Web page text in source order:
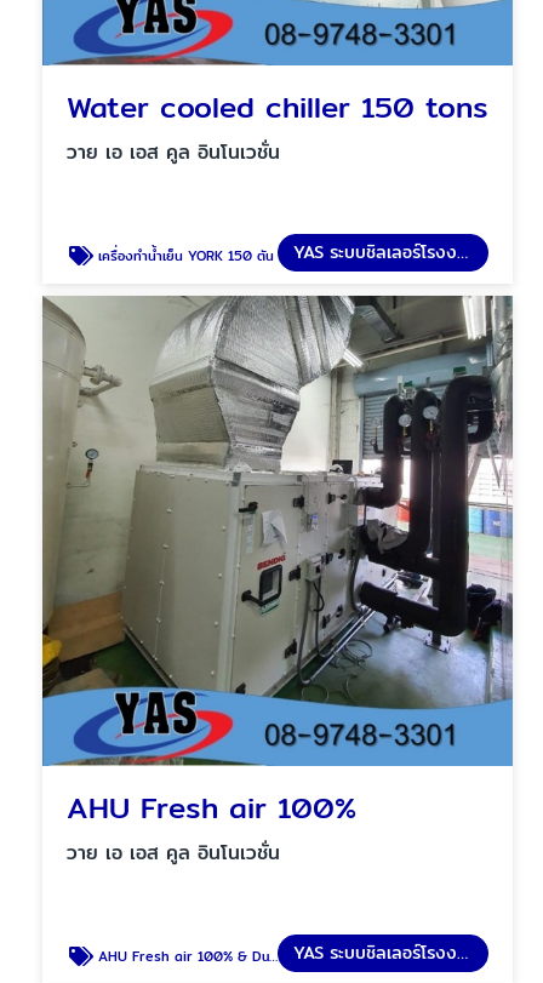
Water cooled chiller 150 tons
วาย เอ เอส คูล อินโนเวชั่น
เครื่องทำน้ำเย็น YORK 150 ตัน YAS ระบบชิลเลอร์โรงงาน
AHU Fresh air 100%
วาย เอ เอส คูล อินโนเวชั่น
AHU Fresh air 100% & Duct booth paint room YAS ระบบชิลเลอร์โรงงาน